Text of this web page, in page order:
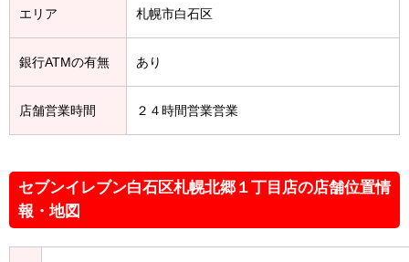
エリア 札幌市白石区
銀行ATMの有無 あり
店舗営業時間 ２４時間営業営業
セブンイレブン白石区札幌北郷１丁目店の店舗位置情
報・地図